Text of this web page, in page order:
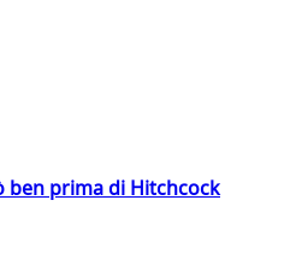
ben prima di Hitchcock